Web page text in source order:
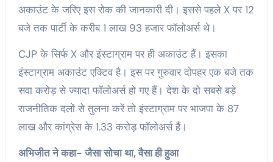
अकाउंट के जरिए इस रोक की जानकारी दी। इससे पहले X पर 12
बजे तक पार्टी के करीब 1 लाख 93 हजार फॉलोअर्स थे।
CJP के सिर्फ X और इंस्टाग्राम पर ही अकाउंट हैं। इसका
इंस्टाग्राम अकाउंट एक्टिव है। इस पर गुरुवार दोपहर एक बजे तक
सवा करोड़ से ज्यादा फॉलोअर्स हो गए हैं। देश के दो सबसे बड़े
राजनीतिक दलों से तुलना करें तो इंस्टाग्राम पर भाजपा के 87
लाख और कांग्रेस के 1.33 करोड़ फॉलोअर्स हैं।
अभिजीत ने कहा- जैसा सोचा था, वैसा ही हुआ